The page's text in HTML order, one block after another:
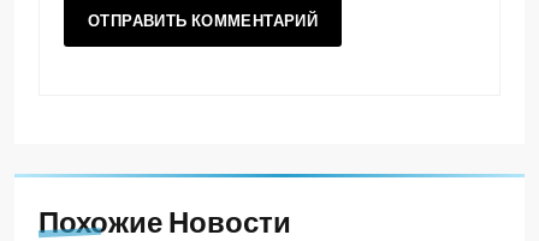
Похожие Новости